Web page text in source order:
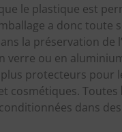
le plastique est
a donc toute
la préservation de
verre ou en
protecteurs pour
cosmétiques. Toutes
dans